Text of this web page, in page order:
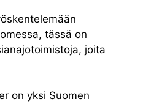
tässä on
joita
on yksi Suomen